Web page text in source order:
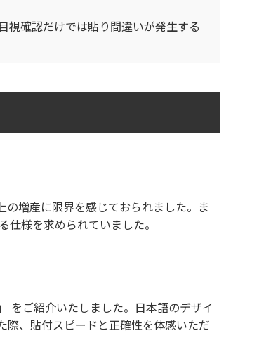
視確認だけでは貼り間違いが発生する
増産に限界を感じておられました。ま
様を求められていました。
をご紹介いたしました。日本語のデザイ
際、貼付スピードと正確性を体感いただ